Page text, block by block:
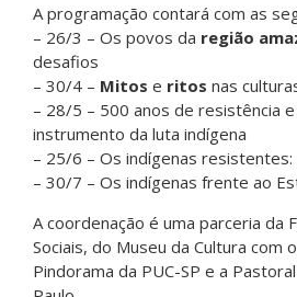
A programação contará com as
– 26/3 – Os povos da região
desafios
– 30/4 – Mitos e ritos nas
– 28/5 – 500 anos de resistência
instrumento da luta indígena
– 25/6 – Os indígenas
– 30/7 – Os indígenas frente ao
A coordenação é uma parceria da
Sociais, do Museu da Cultura com
Pindorama da PUC-SP e a